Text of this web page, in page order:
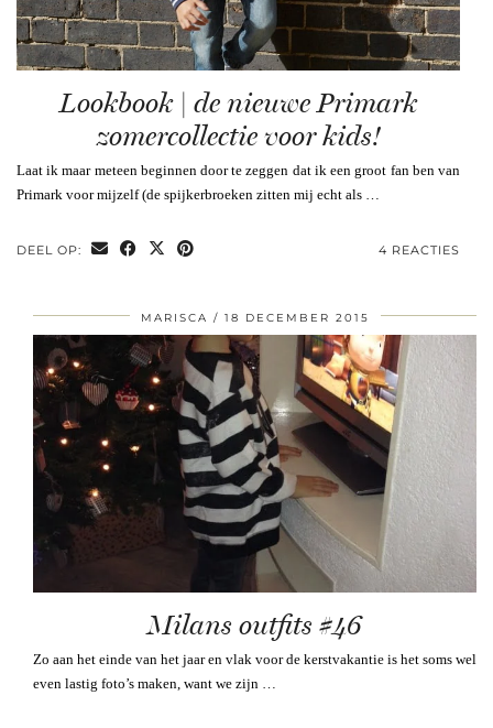
Lookbook | de nieuwe Primark
zomercollectie voor kids!
Laat ik maar meteen beginnen door te zeggen dat ik een groot fan ben van
Primark voor mijzelf (de spijkerbroeken zitten mij echt als …
DEEL OP: 4 REACTIES
MARISCA 18 DECEMBER 2015
Milans outfits #46
Zo aan het einde van het jaar en vlak voor de kerstvakantie is het soms wel
even lastig foto’s maken, want we zijn …